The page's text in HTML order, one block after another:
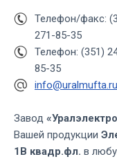
Телефон/факс:
271-85-35
Телефон: (351)
85-35
info@uralmufta.ru
Завод
Вашей продукции
1В квадр.фл. в